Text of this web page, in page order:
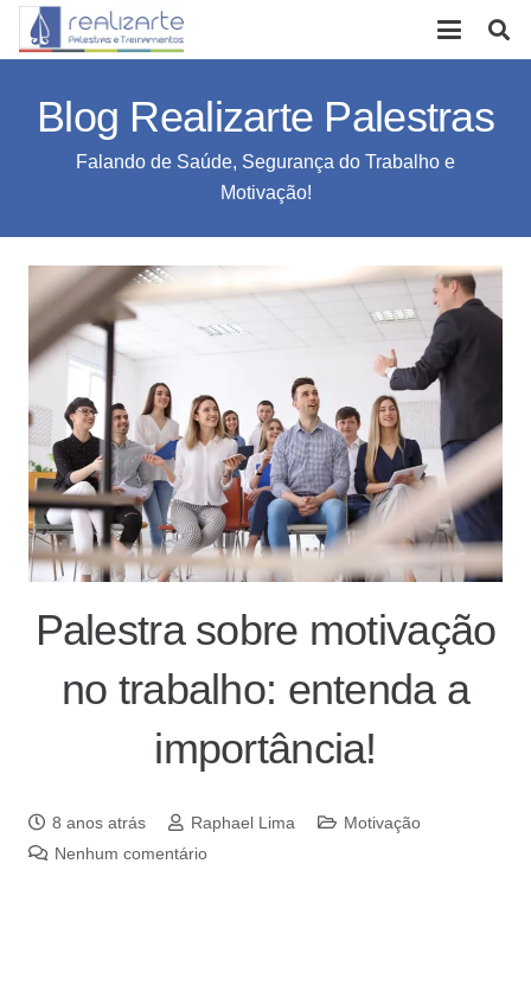
Blog Realizarte Palestras
Falando de Saúde, Segurança do Trabalho e
Motivação!
Palestra sobre motivação
no trabalho: entenda a
importância!
8 anos atrás Raphael Lima
Motivação
Nenhum comentário